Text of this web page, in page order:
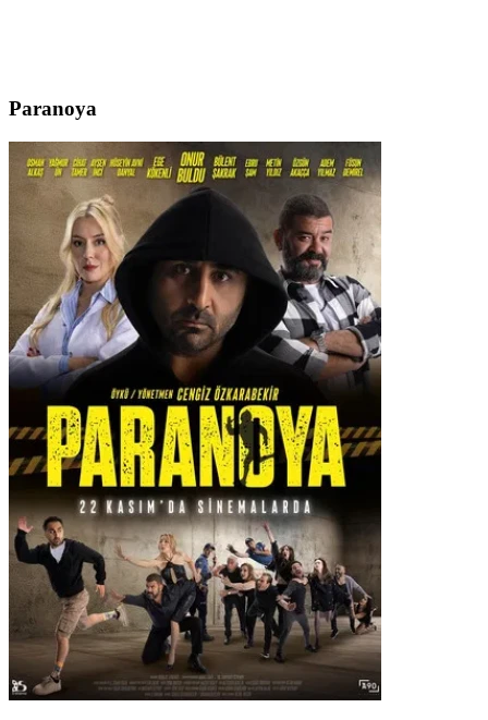
Paranoya